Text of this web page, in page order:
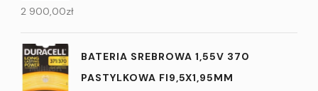
2 900,00zł
BATERIA SREBROWA 1,55V 370
PASTYLKOWA FI9,5X1,95MM